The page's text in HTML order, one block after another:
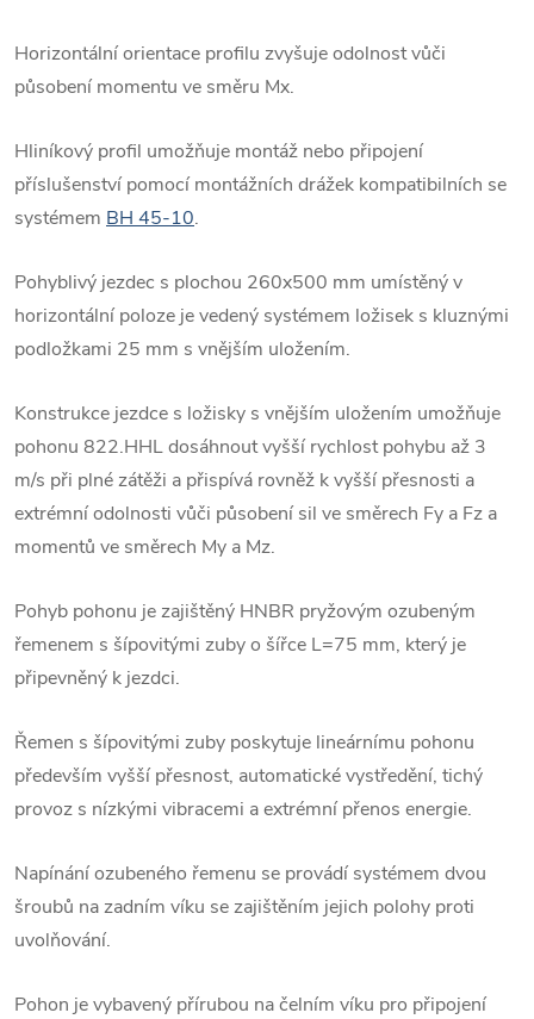
Horizontální orientace profilu zvyšuje odolnost vůči
působení momentu ve směru Mx.
Hliníkový profil umožňuje montáž nebo připojení
příslušenství pomocí montážních drážek kompatibilních se
systémem BH 45-10.
Pohyblivý jezdec s plochou 260x500 mm umístěný v
horizontální poloze je vedený systémem ložisek s kluznými
podložkami 25 mm s vnějším uložením.
Konstrukce jezdce s ložisky s vnějším uložením umožňuje
pohonu 822.HHL dosáhnout vyšší rychlost pohybu až 3
m/s při plné zátěži a přispívá rovněž k vyšší přesnosti a
extrémní odolnosti vůči působení sil ve směrech Fy a Fz a
momentů ve směrech My a Mz.
Pohyb pohonu je zajištěný HNBR pryžovým ozubeným
řemenem s šípovitými zuby o šířce L=75 mm, který je
připevněný k jezdci.
Řemen s šípovitými zuby poskytuje lineárnímu pohonu
především vyšší přesnost, automatické vystředění, tichý
provoz s nízkými vibracemi a extrémní přenos energie.
Napínání ozubeného řemenu se provádí systémem dvou
šroubů na zadním víku se zajištěním jejich polohy proti
uvolňování.
Pohon je vybavený přírubou na čelním víku pro připojení